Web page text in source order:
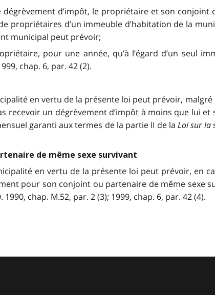
d’impôt, le propriétaire et son conjoint
propriétaires d’un immeuble d’habitation de la
municipal peut prévoir;
pour une année, qu’à l’égard d’un seul
chap. 6, par. 42 (2).
en vertu de la présente loi peut prévoir,
recevoir un dégrèvement d’impôt à moins que lui
garanti aux termes de la partie II de la Loi sur la
de même sexe survivant
en vertu de la présente loi peut prévoir, en
pour son conjoint ou partenaire de même sexe
chap. M.52, par. 2 (3); 1999, chap. 6, par. 42 (4).